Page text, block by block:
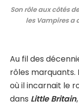
Son rôle aux côtés
les Vampires a
Au fil des
rôles marquants.
où il incarnait le
dans Little Britain,